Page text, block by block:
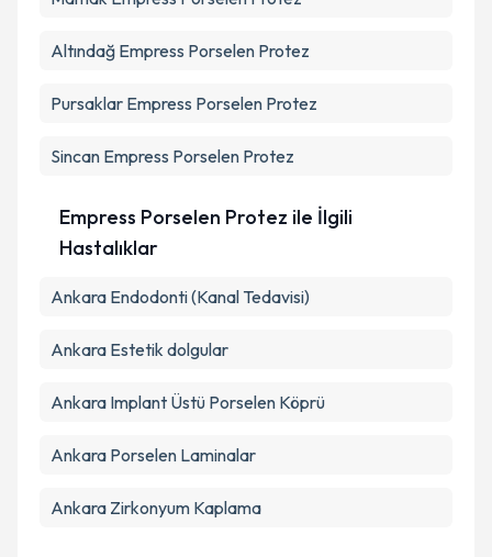
Altındağ Empress Porselen Protez
Pursaklar Empress Porselen Protez
Sincan Empress Porselen Protez
Empress Porselen Protez ile İlgili
Hastalıklar
Ankara Endodonti (Kanal Tedavisi)
Ankara Estetik dolgular
Ankara Implant Üstü Porselen Köprü
Ankara Porselen Laminalar
Ankara Zirkonyum Kaplama